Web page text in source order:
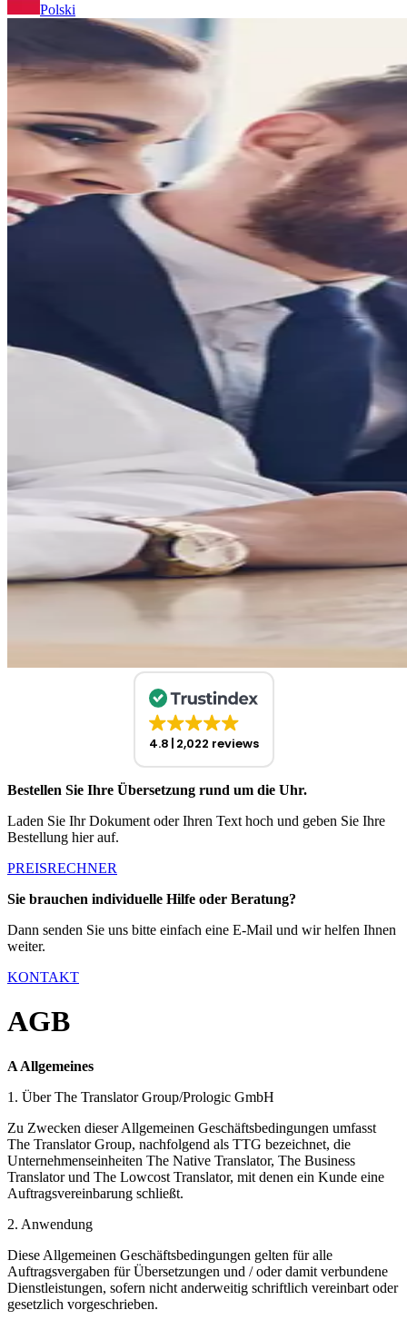
Polski
4.8 2,022 reviews
Bestellen Sie Ihre Übersetzung rund um die Uhr.
Laden Sie Ihr Dokument oder Ihren Text hoch und geben Sie Ihre
Bestellung hier auf.
PREISRECHNER
Sie brauchen individuelle Hilfe oder Beratung?
Dann senden Sie uns bitte einfach eine E-Mail und wir helfen Ihnen
weiter.
KONTAKT
AGB
A Allgemeines
1. Über The Translator Group/Prologic GmbH
Zu Zwecken dieser Allgemeinen Geschäftsbedingungen umfasst
The Translator Group, nachfolgend als TTG bezeichnet, die
Unternehmenseinheiten The Native Translator, The Business
Translator und The Lowcost Translator, mit denen ein Kunde eine
Auftragsvereinbarung schließt.
2. Anwendung
Diese Allgemeinen Geschäftsbedingungen gelten für alle
Auftragsvergaben für Übersetzungen und / oder damit verbundene
Dienstleistungen, sofern nicht anderweitig schriftlich vereinbart oder
gesetzlich vorgeschrieben.